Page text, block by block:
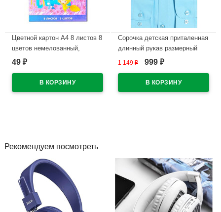
Цветной картон А4 8 листов 8
цветов немелованный,
односторонний РАША
49 ₽
Сорочка детская приталенная
длинный рукав размерный
ряд 29/116-122-36/158-164
арт.MO4721d**
1 149₽ 999 ₽
Рекомендуем посмотреть